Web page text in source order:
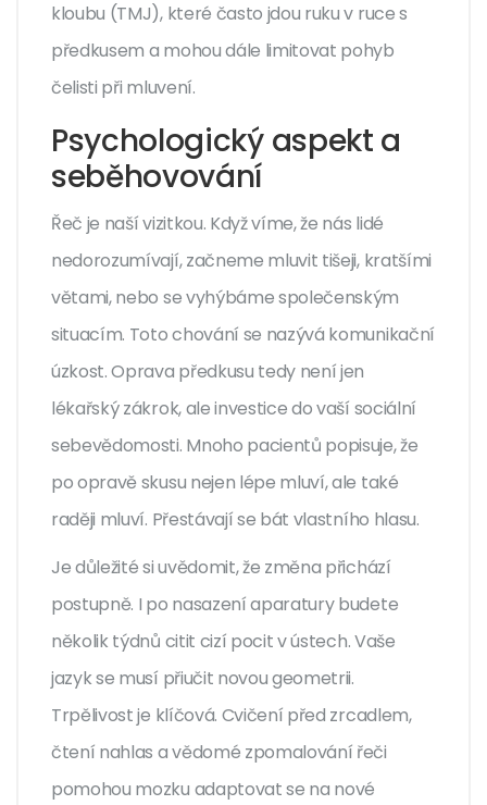
kloubu (TMJ), které často jdou ruku v ruce s
předkusem a mohou dále limitovat pohyb
čelisti při mluvení.
Psychologický aspekt a
seběhovování
Řeč je naší vizitkou. Když víme, že nás lidé
nedorozumívají, začneme mluvit tišeji, kratšími
větami, nebo se vyhýbáme společenským
situacím. Toto chování se nazývá komunikační
úzkost. Oprava předkusu tedy není jen
lékařský zákrok, ale investice do vaší sociální
sebevědomosti. Mnoho pacientů popisuje, že
po opravě skusu nejen lépe mluví, ale také
raději mluví. Přestávají se bát vlastního hlasu.
Je důležité si uvědomit, že změna přichází
postupně. I po nasazení aparatury budete
několik týdnů citit cizí pocit v ústech. Vaše
jazyk se musí přiučit novou geometrii.
Trpělivost je klíčová. Cvičení před zrcadlem,
čtení nahlas a vědomé zpomalování řeči
pomohou mozku adaptovat se na nové